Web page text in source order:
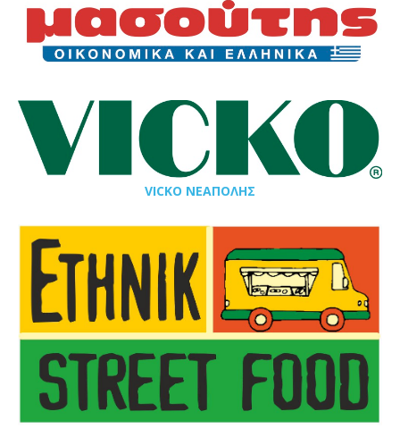
VICKO ΝΕΑΠΟΛΗΣ